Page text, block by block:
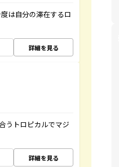
は自分の滞在するロ
詳細を見る
うトロピカルでマジ
詳細を見る